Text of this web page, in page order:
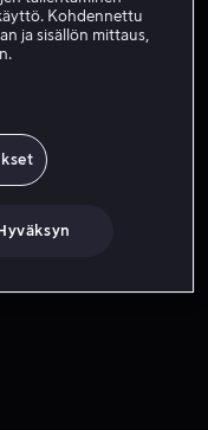
vakoojan
Levieva
Kohdennettu
ja sisällön mittaus,